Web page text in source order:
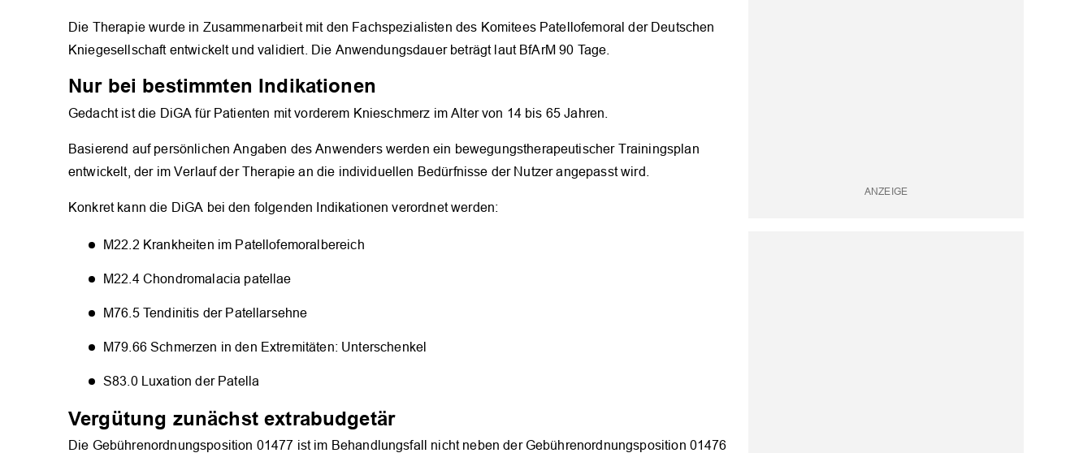
OK
Die Therapie wurde in Zusammenarbeit mit den Fachspezialisten des Komitees Patellofemoral der Deutschen
Kniegesellschaft entwickelt und validiert. Die Anwendungsdauer beträgt laut BfArM 90 Tage.
Nur bei bestimmten Indikationen
Gedacht ist die DiGA für Patienten mit vorderem Knieschmerz im Alter von 14 bis 65 Jahren.
Basierend auf persönlichen Angaben des Anwenders werden ein bewegungstherapeutischer Trainingsplan
entwickelt, der im Verlauf der Therapie an die individuellen Bedürfnisse der Nutzer angepasst wird.
Konkret kann die DiGA bei den folgenden Indikationen verordnet werden:
M22.2 Krankheiten im Patellofemoralbereich
M22.4 Chondromalacia patellae
M76.5 Tendinitis der Patellarsehne
M79.66 Schmerzen in den Extremitäten: Unterschenkel
S83.0 Luxation der Patella
Vergütung zunächst extrabudgetär
Die Gebührenordnungsposition 01477 ist im Behandlungsfall nicht neben der Gebührenordnungsposition 01476